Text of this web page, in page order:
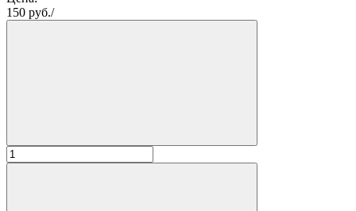
150 руб./